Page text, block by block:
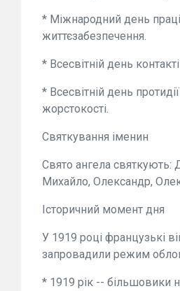
* Міжнародний день
життєзабезпечення.
* Всесвітній день
* Всесвітній день
жорстокості.
Святкування іменин
Свято ангела святкують:
Михайло, Олександр,
Історичний момент дня
У 1919 році французькі
запровадили режим
* 1919 рік -- більшовики